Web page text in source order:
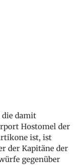
die damit
Hostomel der
ist, ist
der Kapitäne der
gegenüber